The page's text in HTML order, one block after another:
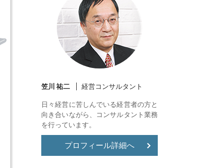
笠川 祐二 経営コンサルタント
日々経営に苦しんでいる経営者の方と
向き合いながら、コンサルタント業務
を行っています。
プロフィール詳細へ